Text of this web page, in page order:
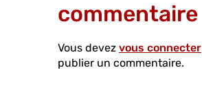
commentaire
Vous devez vous connecter
publier un commentaire.